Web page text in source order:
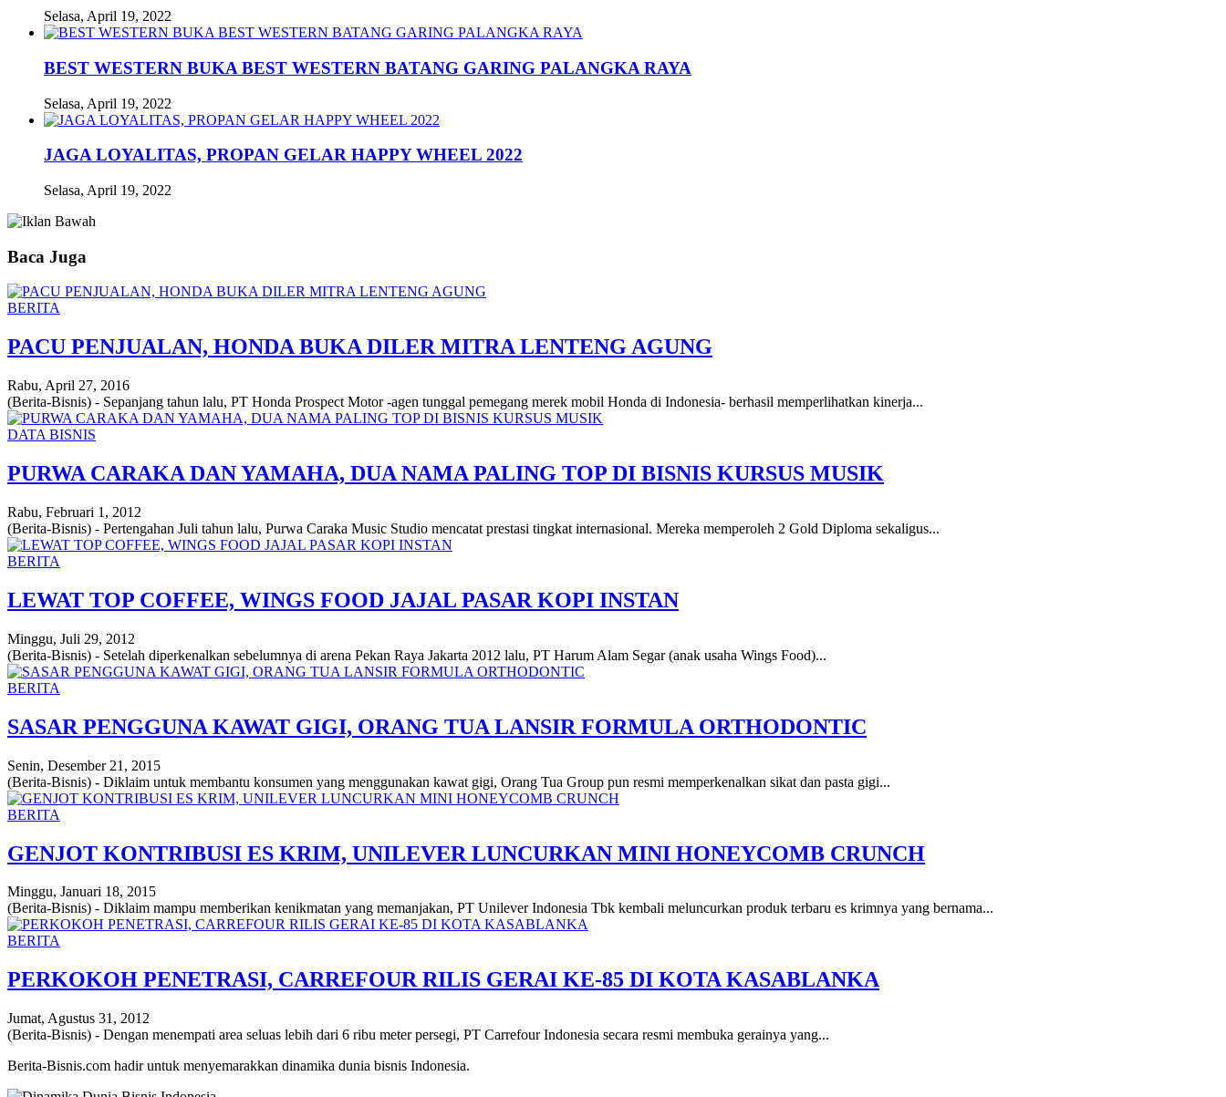
Selasa, April 19, 2022
BEST WESTERN BUKA BEST WESTERN BATANG GARING PALANGKA RAYA
Selasa, April 19, 2022
JAGA LOYALITAS, PROPAN GELAR HAPPY WHEEL 2022
Selasa, April 19, 2022
Baca Juga
BERITA
PACU PENJUALAN, HONDA BUKA DILER MITRA LENTENG AGUNG
Rabu, April 27, 2016
(Berita-Bisnis) - Sepanjang tahun lalu, PT Honda Prospect Motor -agen tunggal pemegang merek mobil Honda di Indonesia- berhasil memperlihatkan kinerja...
DATA BISNIS
PURWA CARAKA DAN YAMAHA, DUA NAMA PALING TOP DI BISNIS KURSUS MUSIK
Rabu, Februari 1, 2012
(Berita-Bisnis) - Pertengahan Juli tahun lalu, Purwa Caraka Music Studio mencatat prestasi tingkat internasional. Mereka memperoleh 2 Gold Diploma sekaligus...
BERITA
LEWAT TOP COFFEE, WINGS FOOD JAJAL PASAR KOPI INSTAN
Minggu, Juli 29, 2012
(Berita-Bisnis) - Setelah diperkenalkan sebelumnya di arena Pekan Raya Jakarta 2012 lalu, PT Harum Alam Segar (anak usaha Wings Food)...
BERITA
SASAR PENGGUNA KAWAT GIGI, ORANG TUA LANSIR FORMULA ORTHODONTIC
Senin, Desember 21, 2015
(Berita-Bisnis) - Diklaim untuk membantu konsumen yang menggunakan kawat gigi, Orang Tua Group pun resmi memperkenalkan sikat dan pasta gigi...
BERITA
GENJOT KONTRIBUSI ES KRIM, UNILEVER LUNCURKAN MINI HONEYCOMB CRUNCH
Minggu, Januari 18, 2015
(Berita-Bisnis) - Diklaim mampu memberikan kenikmatan yang memanjakan, PT Unilever Indonesia Tbk kembali meluncurkan produk terbaru es krimnya yang bernama...
BERITA
PERKOKOH PENETRASI, CARREFOUR RILIS GERAI KE-85 DI KOTA KASABLANKA
Jumat, Agustus 31, 2012
(Berita-Bisnis) - Dengan menempati area seluas lebih dari 6 ribu meter persegi, PT Carrefour Indonesia secara resmi membuka gerainya yang...
Berita-Bisnis.com hadir untuk menyemarakkan dinamika dunia bisnis Indonesia.